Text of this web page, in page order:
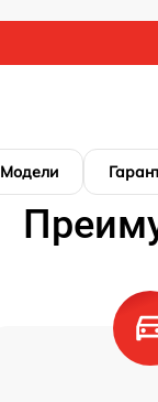
Модели